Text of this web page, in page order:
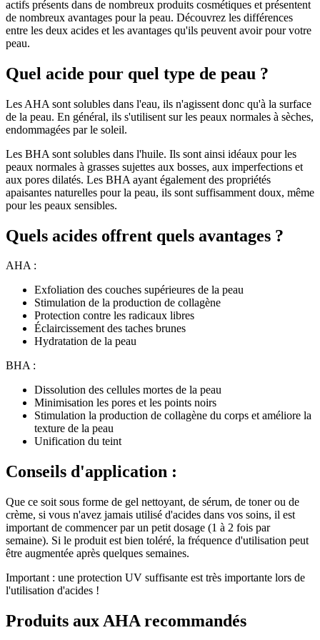
actifs présents dans de nombreux produits cosmétiques et présentent
de nombreux avantages pour la peau. Découvrez les différences
entre les deux acides et les avantages qu'ils peuvent avoir pour votre
peau.
Quel acide pour quel type de peau ?
Les AHA sont solubles dans l'eau, ils n'agissent donc qu'à la surface
de la peau. En général, ils s'utilisent sur les peaux normales à sèches,
endommagées par le soleil.
Les BHA sont solubles dans l'huile. Ils sont ainsi idéaux pour les
peaux normales à grasses sujettes aux bosses, aux imperfections et
aux pores dilatés. Les BHA ayant également des propriétés
apaisantes naturelles pour la peau, ils sont suffisamment doux, même
pour les peaux sensibles.
Quels acides offrent quels avantages ?
AHA :
Exfoliation des couches supérieures de la peau
Stimulation de la production de collagène
Protection contre les radicaux libres
Éclaircissement des taches brunes
Hydratation de la peau
BHA :
Dissolution des cellules mortes de la peau
Minimisation les pores et les points noirs
Stimulation la production de collagène du corps et améliore la
texture de la peau
Unification du teint
Conseils d'application :
Que ce soit sous forme de gel nettoyant, de sérum, de toner ou de
crème, si vous n'avez jamais utilisé d'acides dans vos soins, il est
important de commencer par un petit dosage (1 à 2 fois par
semaine). Si le produit est bien toléré, la fréquence d'utilisation peut
être augmentée après quelques semaines.
Important : une protection UV suffisante est très importante lors de
l'utilisation d'acides !
Produits aux AHA recommandés